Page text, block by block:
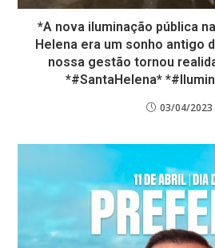
*A nova iluminação pública
Helena era um sonho antigo
nossa gestão tornou
*#SantaHelena*
03/04/2023